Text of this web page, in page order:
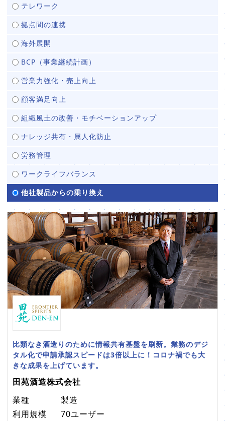
テレワーク
拠点間の連携
海外展開
BCP（事業継続計画）
営業力強化・売上向上
顧客満足向上
組織風土の改善・モチベーションアップ
ナレッジ共有・属人化防止
労務管理
ワークライフバランス
他社製品からの乗り換え
比類なき酒造りのために情報共有基盤を刷新。業務のデジ
タル化で申請承認スピードは3倍以上に！コロナ禍でも大
きな成果を上げています。
田苑酒造株式会社
業種
製造
利用規模
70ユーザー